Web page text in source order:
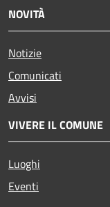
NOVITÀ
Notizie
Comunicati
Avvisi
VIVERE IL COMUNE
Luoghi
Eventi